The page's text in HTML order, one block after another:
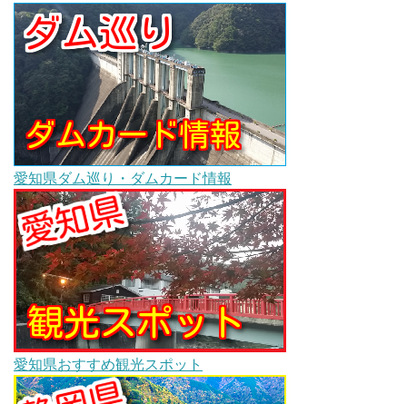
愛知県ダム巡り・ダムカード情報
愛知県おすすめ観光スポット